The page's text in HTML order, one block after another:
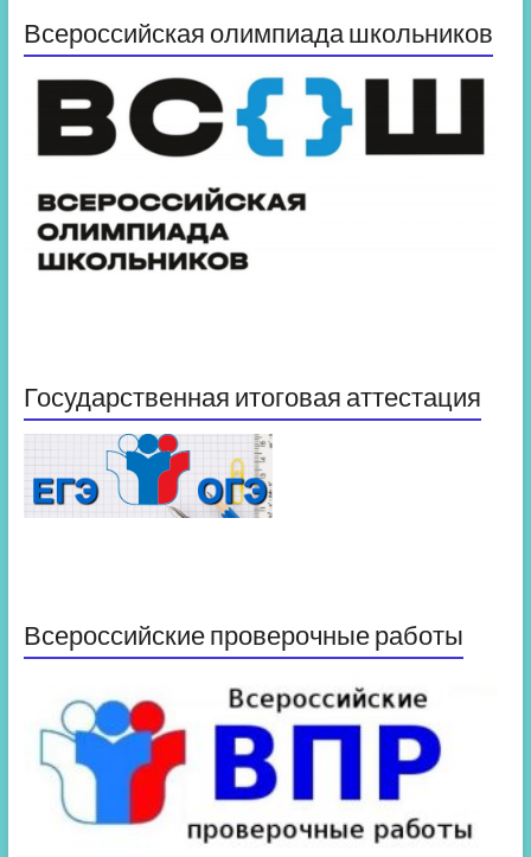
Всероссийская олимпиада школьников
Государственная итоговая аттестация
Всероссийские проверочные работы